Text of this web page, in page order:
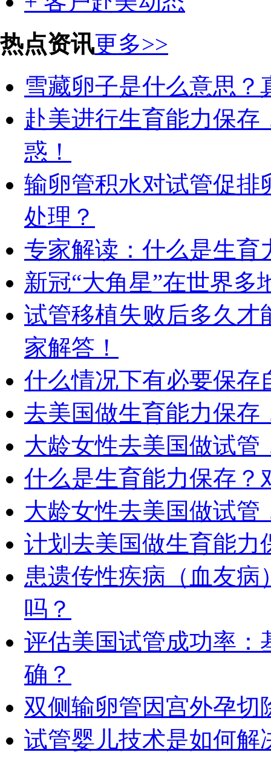
热点资讯更多>>
雪藏卵子是什么意思
赴美进行生育能力保
惑！
输卵管积水对试管促排
处理？
专家解读：什么是生育
新冠“大角星”在世界
试管移植失败后多久才
家解答！
什么情况下有必要保存
去美国做生育能力保存
大龄女性去美国做试
什么是生育能力保存？
大龄女性去美国做试
计划去美国做生育能力
患遗传性疾病（血友
吗？
评估美国试管成功率
确？
双侧输卵管因宫外孕切
试管婴儿技术是如何解